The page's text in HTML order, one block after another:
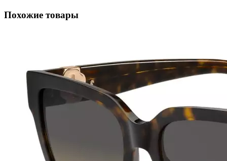
Похожие товары